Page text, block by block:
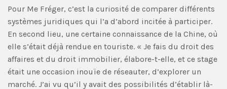
Pour Me Fréger, c’est la curiosité de comparer différents
systèmes juridiques qui l’a d’abord incitée à participer.
En second lieu, une certaine connaissance de la Chine, où
elle s’était déjà rendue en touriste. « Je fais du droit des
affaires et du droit immobilier, élabore-t-elle, et ce stage
était une occasion inouïe de réseauter, d’explorer un
marché. J’ai vu qu’il y avait des possibilités d’établir là-